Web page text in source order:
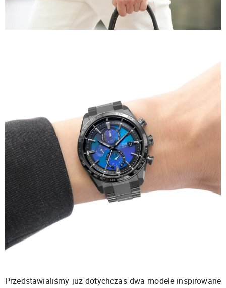
Przedstawialiśmy już dotychczas dwa modele inspirowane